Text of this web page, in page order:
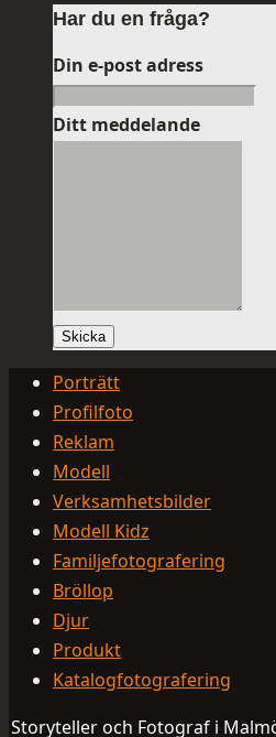
Har du en fråga?
Din e-post adress
Ditt meddelande
Skicka
Porträtt
Profilfoto
Reklam
Modell
Verksamhetsbilder
Modell Kidz
Familjefotografering
Bröllop
Djur
Produkt
Katalogfotografering
Storyteller och Fotograf i